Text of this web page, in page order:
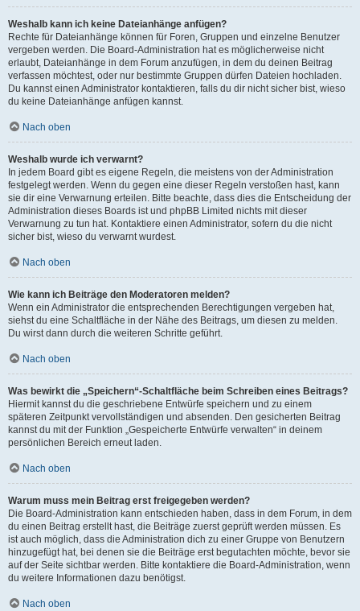
Weshalb kann ich keine Dateianhänge anfügen?
Rechte für Dateianhänge können für Foren, Gruppen und einzelne Benutzer
vergeben werden. Die Board-Administration hat es möglicherweise nicht
erlaubt, Dateianhänge in dem Forum anzufügen, in dem du deinen Beitrag
verfassen möchtest, oder nur bestimmte Gruppen dürfen Dateien hochladen.
Du kannst einen Administrator kontaktieren, falls du dir nicht sicher bist, wieso
du keine Dateianhänge anfügen kannst.
Nach oben
Weshalb wurde ich verwarnt?
In jedem Board gibt es eigene Regeln, die meistens von der Administration
festgelegt werden. Wenn du gegen eine dieser Regeln verstoßen hast, kann
sie dir eine Verwarnung erteilen. Bitte beachte, dass dies die Entscheidung der
Administration dieses Boards ist und phpBB Limited nichts mit dieser
Verwarnung zu tun hat. Kontaktiere einen Administrator, sofern du die nicht
sicher bist, wieso du verwarnt wurdest.
Nach oben
Wie kann ich Beiträge den Moderatoren melden?
Wenn ein Administrator die entsprechenden Berechtigungen vergeben hat,
siehst du eine Schaltfläche in der Nähe des Beitrags, um diesen zu melden.
Du wirst dann durch die weiteren Schritte geführt.
Nach oben
Was bewirkt die „Speichern“-Schaltfläche beim Schreiben eines Beitrags?
Hiermit kannst du die geschriebene Entwürfe speichern und zu einem
späteren Zeitpunkt vervollständigen und absenden. Den gesicherten Beitrag
kannst du mit der Funktion „Gespeicherte Entwürfe verwalten“ in deinem
persönlichen Bereich erneut laden.
Nach oben
Warum muss mein Beitrag erst freigegeben werden?
Die Board-Administration kann entschieden haben, dass in dem Forum, in dem
du einen Beitrag erstellt hast, die Beiträge zuerst geprüft werden müssen. Es
ist auch möglich, dass die Administration dich zu einer Gruppe von Benutzern
hinzugefügt hat, bei denen sie die Beiträge erst begutachten möchte, bevor sie
auf der Seite sichtbar werden. Bitte kontaktiere die Board-Administration, wenn
du weitere Informationen dazu benötigst.
Nach oben